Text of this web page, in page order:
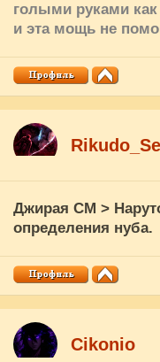
голыми руками как
и эта мощь не
Джирая СМ >
определения нуба.
Cikоnio